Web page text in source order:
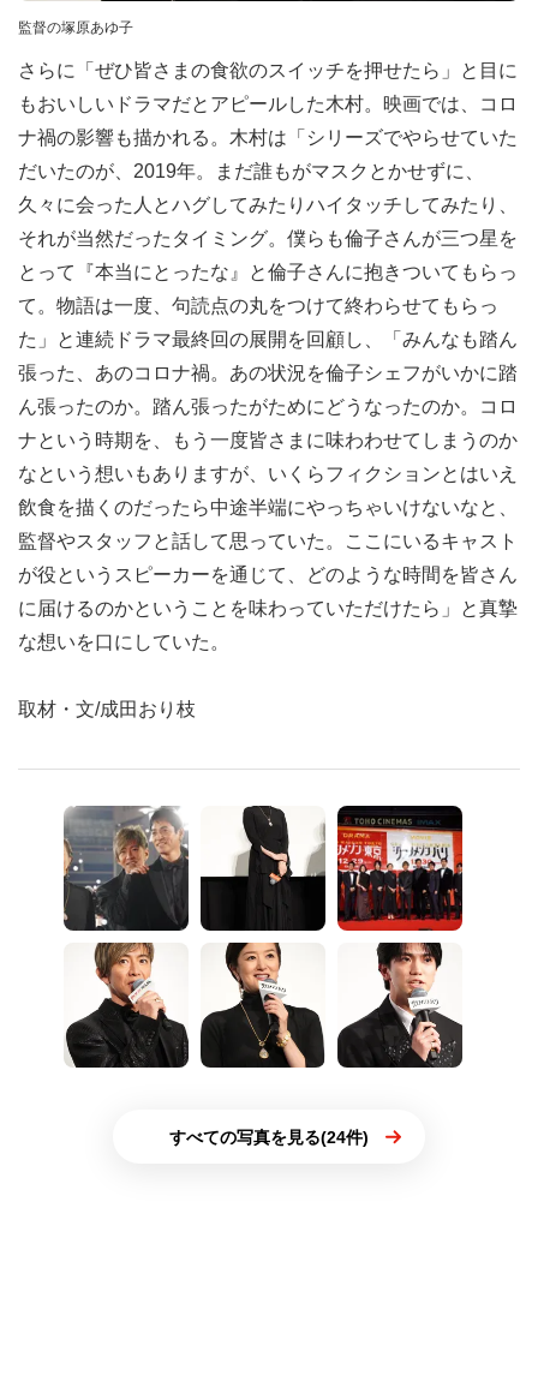
監督の塚原あゆ子
さらに「ぜひ皆さまの食欲のスイッチを押せたら」と目に
もおいしいドラマだとアピールした木村。映画では、コロ
ナ禍の影響も描かれる。木村は「シリーズでやらせていた
だいたのが、2019年。まだ誰もがマスクとかせずに、
久々に会った人とハグしてみたりハイタッチしてみたり、
それが当然だったタイミング。僕らも倫子さんが三つ星を
とって『本当にとったな』と倫子さんに抱きついてもらっ
て。物語は一度、句読点の丸をつけて終わらせてもらっ
た」と連続ドラマ最終回の展開を回顧し、「みんなも踏ん
張った、あのコロナ禍。あの状況を倫子シェフがいかに踏
ん張ったのか。踏ん張ったがためにどうなったのか。コロ
ナという時期を、もう一度皆さまに味わわせてしまうのか
なという想いもありますが、いくらフィクションとはいえ
飲食を描くのだったら中途半端にやっちゃいけないなと、
監督やスタッフと話して思っていた。ここにいるキャスト
が役というスピーカーを通じて、どのような時間を皆さん
に届けるのかということを味わっていただけたら」と真摯
な想いを口にしていた。
取材・文/成田おり枝
すべての写真を見る(24件)